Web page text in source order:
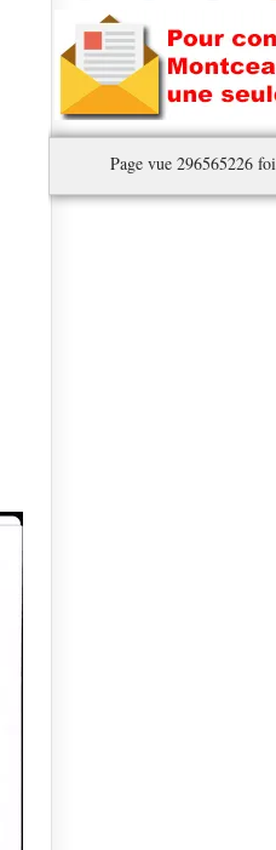
Page vue 296565226